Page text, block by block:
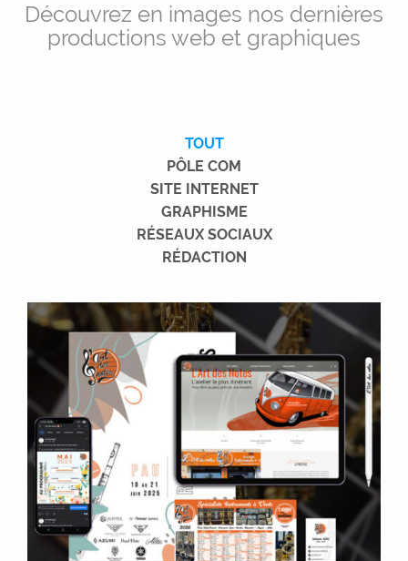
Découvrez en images nos dernières
productions web et graphiques
TOUT
PÔLE COM
SITE INTERNET
GRAPHISME
RÉSEAUX SOCIAUX
RÉDACTION
L'Art Des Notes
Service communication externalisé